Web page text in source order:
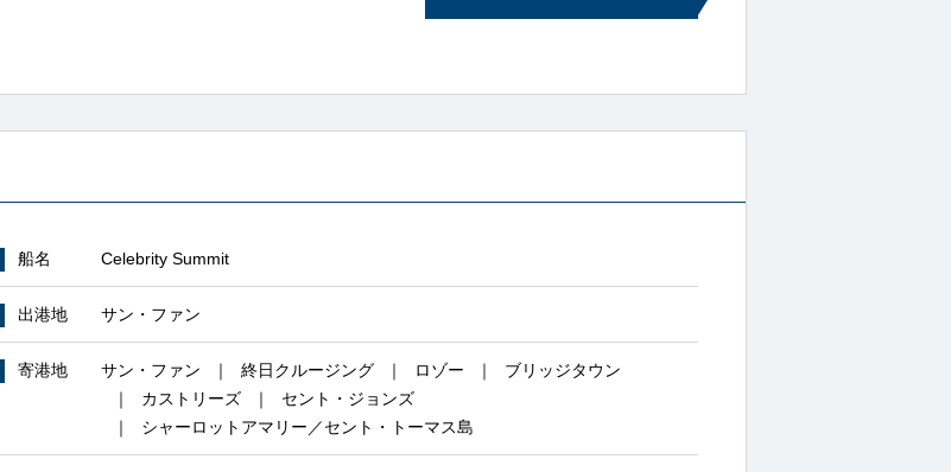
船名 Celebrity Summit
出港地 サン・ファン
寄港地 サン・ファン 終日クルージング ロゾー
ブリッジタウン
カストリーズ
セント・ジョンズ
シャーロットアマリー／セント・トーマス島